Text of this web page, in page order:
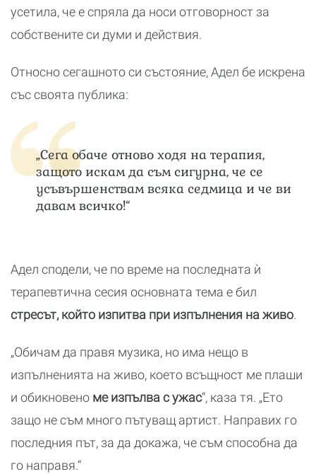
усетила, че е спряла да носи отговорност за
собствените си думи и действия.
Относно сегашното си състояние, Адел бе искрена
със своята публика:
„Сега обаче отново ходя на терапия,
защото искам да съм сигурна, че се
усъвършенствам всяка седмица и че ви
давам всичко!“
Адел сподели, че по време на последната ѝ
терапевтична сесия основната тема е бил
стресът, който изпитва при изпълнения на живо.
„Обичам да правя музика, но има нещо в
изпълненията на живо, което всъщност ме плаши
и обикновено ме изпълва с ужас“, каза тя. „Ето
защо не съм много пътуващ артист. Направих го
последния път, за да докажа, че съм способна да
го направя.“